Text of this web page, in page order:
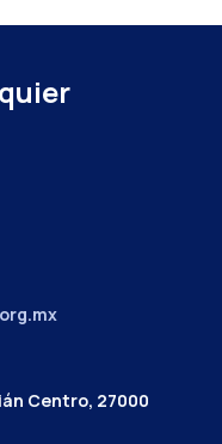
Centro, 27000